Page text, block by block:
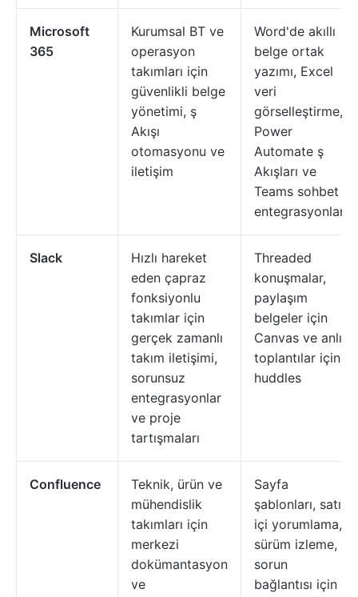
Microsoft
365
Kurumsal BT ve
operasyon
takımları için
güvenlikli belge
yönetimi, ş
Akışı
otomasyonu ve
iletişim
Word'de akıllı
belge ortak
yazımı, Excel
veri
görselleştirme,
Power
Automate ş
Akışları ve
Teams sohbet
entegrasyonları
Slack
Hızlı hareket
eden çapraz
fonksiyonlu
takımlar için
gerçek zamanlı
takım iletişimi,
sorunsuz
entegrasyonlar
ve proje
tartışmaları
Threaded
konuşmalar,
paylaşım
belgeler için
Canvas ve anlık
toplantılar için
huddles
Confluence
Teknik, ürün ve
mühendislik
takımları için
merkezi
dokümantasyon
ve
Sayfa
şablonları, satır
içi yorumlama,
sürüm izleme,
sorun
bağlantısı için